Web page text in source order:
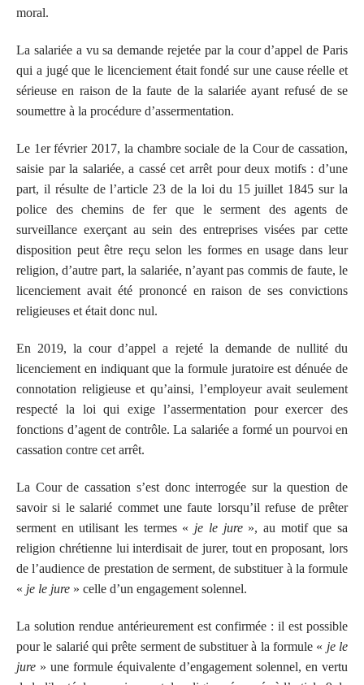
moral.
La salariée a vu sa demande rejetée par la cour d’appel de Paris
qui a jugé que le licenciement était fondé sur une cause réelle et
sérieuse en raison de la faute de la salariée ayant refusé de se
soumettre à la procédure d’assermentation.
Le 1er février 2017, la chambre sociale de la Cour de cassation,
saisie par la salariée, a cassé cet arrêt pour deux motifs : d’une
part, il résulte de l’article 23 de la loi du 15 juillet 1845 sur la
police des chemins de fer que le serment des agents de
surveillance exerçant au sein des entreprises visées par cette
disposition peut être reçu selon les formes en usage dans leur
religion, d’autre part, la salariée, n’ayant pas commis de faute, le
licenciement avait été prononcé en raison de ses convictions
religieuses et était donc nul.
En 2019, la cour d’appel a rejeté la demande de nullité du
licenciement en indiquant que la formule juratoire est dénuée de
connotation religieuse et qu’ainsi, l’employeur avait seulement
respecté la loi qui exige l’assermentation pour exercer des
fonctions d’agent de contrôle. La salariée a formé un pourvoi en
cassation contre cet arrêt.
La Cour de cassation s’est donc interrogée sur la question de
savoir si le salarié commet une faute lorsqu’il refuse de prêter
serment en utilisant les termes « je le jure», au motif que sa
religion chrétienne lui interdisait de jurer, tout en proposant, lors
de l’audience de prestation de serment, de substituer à la formule
« je le jure » celle d’un engagement solennel.
La solution rendue antérieurement est confirmée : il est possible
pour le salarié qui prête serment de substituer à la formule « je le
jure » une formule équivalente d’engagement solennel, en vertu